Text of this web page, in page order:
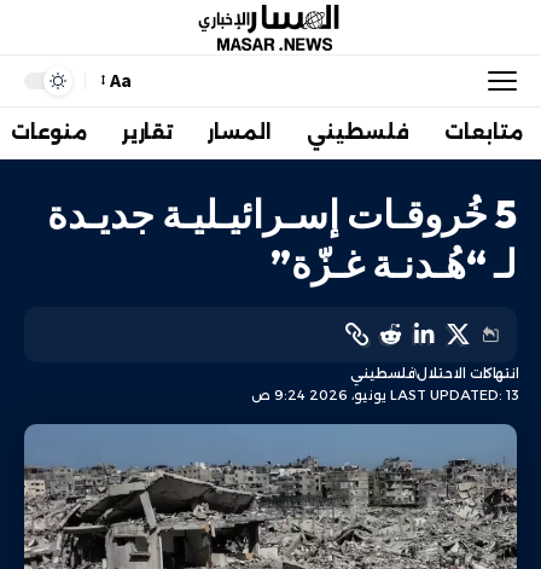
Aa
متابعات فلسطيني المسار تقارير منوعات
5 خُروقـات إسـرائيـليـة جديـدة
لـ “هُـدنـة غـزّة”
LAST UPDATED: 13 يونيو، 2026 9:24 ص
انتهاكات الاحتلالفلسطيني